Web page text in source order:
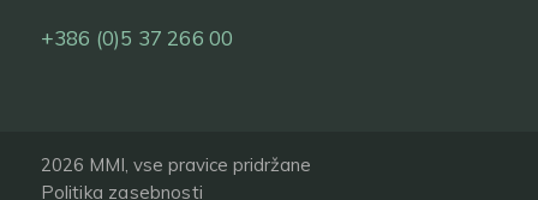
+386 (0)5 37 266 00
2026 MMI, vse pravice pridržane
Politika zasebnosti